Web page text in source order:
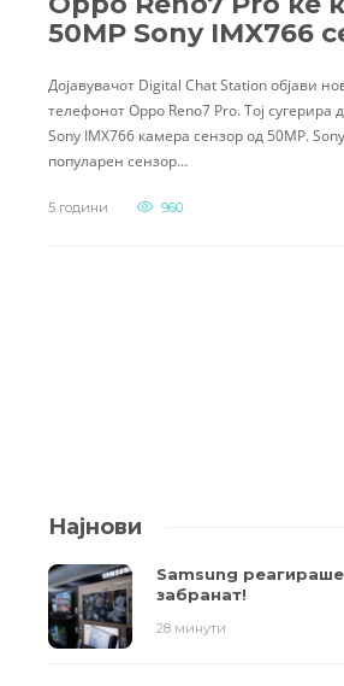
50MP Sony IMX766
Дојавувачот Digital Chat Station објави
телефонот Oppo Reno7 Pro. Тој сугерира
Sony IMX766 камера сензор од 50MP.
популарен сензор…
5 години 960
Најнови
Samsung
забранат!
28 минути